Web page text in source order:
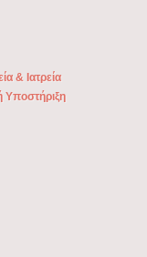
& Ιατρεία
Υποστήριξη